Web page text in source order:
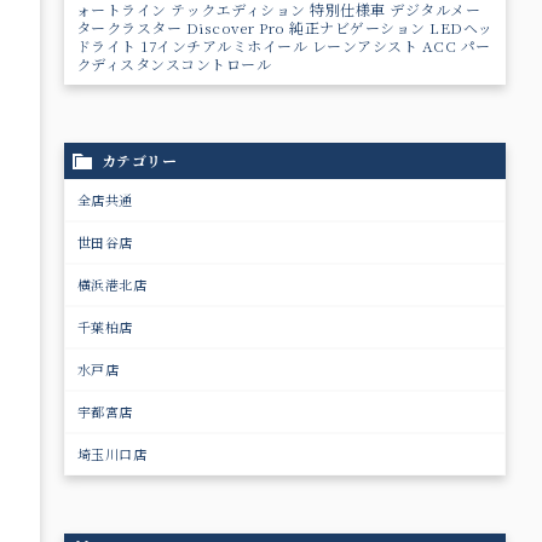
ォートライン テックエディション 特別仕様車 デジタルメー
タークラスター Discover Pro 純正ナビゲーション LEDヘッ
ドライト 17インチアルミホイール レーンアシスト ACC パー
クディスタンスコントロール
カテゴリー
全店共通
世田谷店
横浜港北店
千葉柏店
水戸店
宇都宮店
埼玉川口店